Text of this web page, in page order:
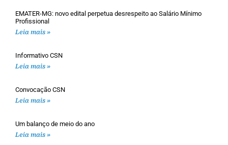
EMATER-MG: novo edital perpetua desrespeito ao Salário Mínimo
Profissional
Leia mais »
Informativo CSN
Leia mais »
Convocação CSN
Leia mais »
Um balanço de meio do ano
Leia mais »